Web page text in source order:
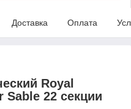
Доставка Оплата
Royal
Sable 22 секции